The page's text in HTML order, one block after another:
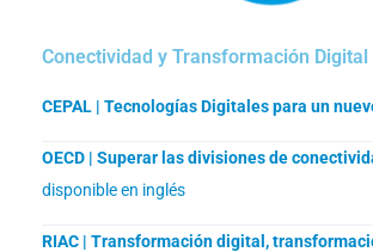
Conectividad y Transformación Digital
CEPAL | Tecnologías Digitales para un
OECD | Superar las divisiones de
disponible en inglés
RIAC | Transformación digital,